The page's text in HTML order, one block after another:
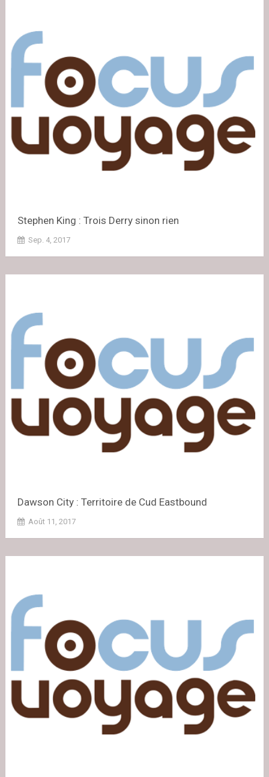
Stephen King : Trois Derry sinon rien
Sep. 4, 2017
Dawson City : Territoire de Cud Eastbound
Août 11, 2017